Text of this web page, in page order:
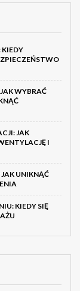
KIEDY
WYBRAĆ
JAK
I
UNIKNĄĆ
KIEDY SIĘ